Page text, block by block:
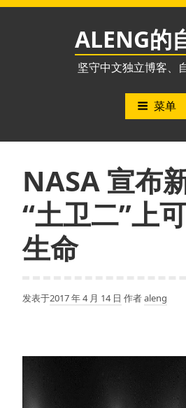
跳
ALENG的
坚守中文独立博客、
菜单
NASA 宣布
“土卫二”上
生命
发表于2017 年 4 月 14 日 作者aleng